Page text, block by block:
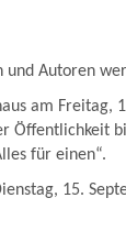
und Autoren
am Freitag,
Öffentlichkeit
für einen“.
15.